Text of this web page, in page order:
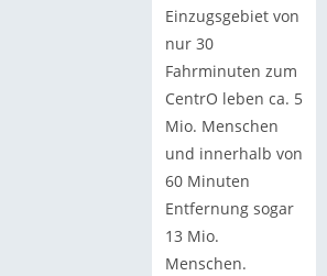
Einzugsgebiet von
nur 30
Fahrminuten zum
CentrO leben ca. 5
Mio. Menschen
und innerhalb von
60 Minuten
Entfernung sogar
13 Mio.
Menschen.